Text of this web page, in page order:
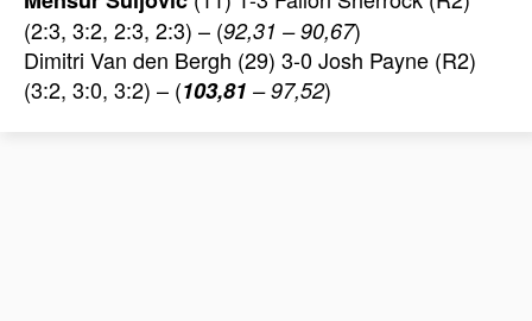
(2:3, 3:2, 2:3, 2:3) – (92,31 – 90,67)
Dimitri Van den Bergh (29) 3-0 Josh Payne (R2)
(3:2, 3:0, 3:2) – (103,81 – 97,52)